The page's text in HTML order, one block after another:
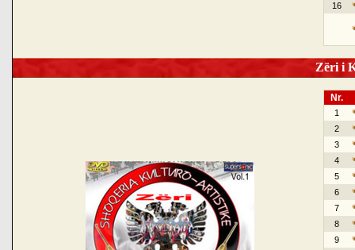
16
Zëri i
Nr.
1
2
3
4
5
6
7
8
9